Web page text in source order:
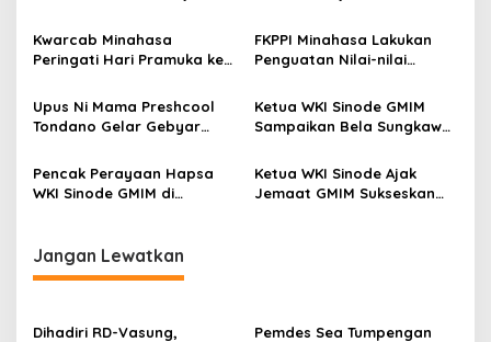
i
p
o
s
dan Sonder
Kwarcab Minahasa
Peringati Hari Pramuka ke-
Apel
FKPPI Minahasa Lakukan
Penguatan Nilai-nilai
Upus Ni Mama Preshcool
Tondano Gelar Gebyar
Ketua WKI Sinode GMIM
Sampaikan Bela Sungkawa
Peserta Hapsa
Pencak Perayaan Hapsa
WKI Sinode GMIM di
Ketua WKI Sinode Ajak
Jemaat GMIM Sukseskan
Jangan Lewatkan
Dihadiri RD-Vasung,
Pemdes Sea Tumpengan